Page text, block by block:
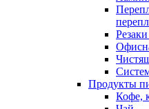
Продукты
Кофе,